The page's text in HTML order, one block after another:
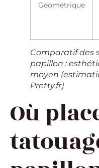
Géométrique
Comparatif des
papillon :
moyen
Pretty.fr)
Où